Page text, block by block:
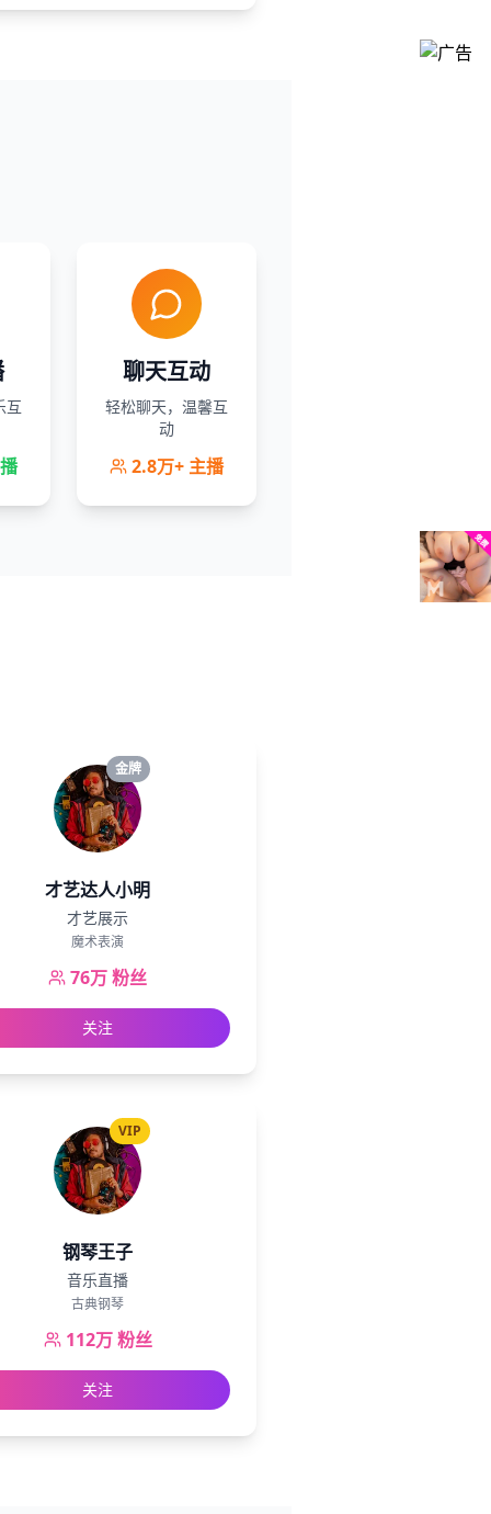
互
聊天互动
轻松聊天，温馨互
动
2.8万+ 主播
金牌
才艺达人小明
才艺展示
魔术表演
76万粉丝
关注
VIP
钢琴王子
音乐直播
古典钢琴
112万粉丝
关注